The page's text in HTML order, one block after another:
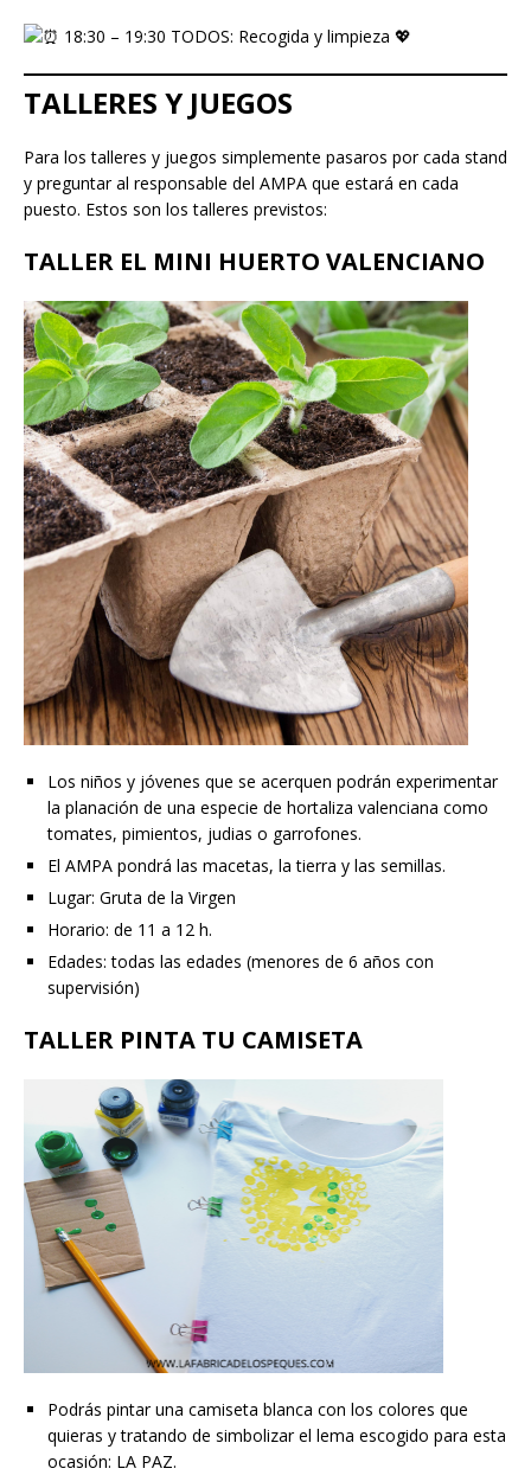
18:30 – 19:30 TODOS: Recogida y limpieza 💖
TALLERES Y JUEGOS
Para los talleres y juegos simplemente pasaros por cada stand
y preguntar al responsable del AMPA que estará en cada
puesto. Estos son los talleres previstos:
TALLER EL MINI HUERTO VALENCIANO
Los niños y jóvenes que se acerquen podrán experimentar
la planación de una especie de hortaliza valenciana como
tomates, pimientos, judias o garrofones.
El AMPA pondrá las macetas, la tierra y las semillas.
Lugar: Gruta de la Virgen
Horario: de 11 a 12 h.
Edades: todas las edades (menores de 6 años con
supervisión)
TALLER PINTA TU CAMISETA
Podrás pintar una camiseta blanca con los colores que
quieras y tratando de simbolizar el lema escogido para esta
ocasión: LA PAZ.